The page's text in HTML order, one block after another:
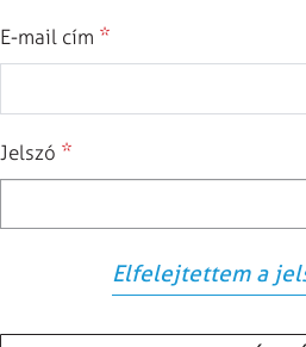
E-mail cím *
Jelszó *
Elfelejtettem a